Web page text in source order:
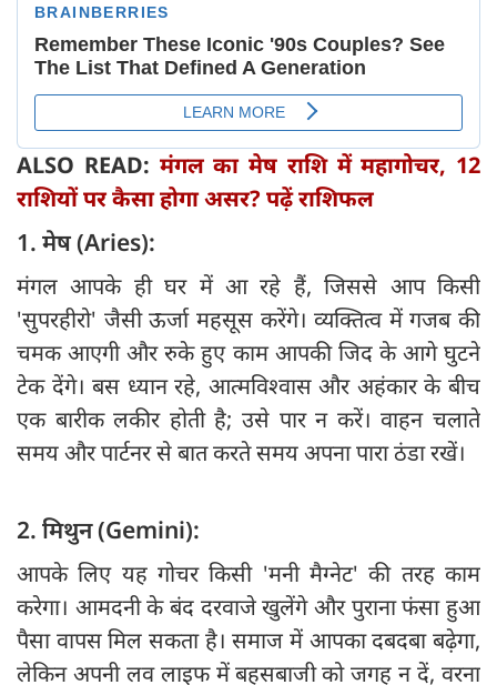
ALSO READ: मंगल का मेष राशि में महागोचर, 12
राशियों पर कैसा होगा असर? पढ़ें राशिफल
1. मेष (Aries):
मंगल आपके ही घर में आ रहे हैं, जिससे आप किसी
'सुपरहीरो' जैसी ऊर्जा महसूस करेंगे। व्यक्तित्व में गजब की
चमक आएगी और रुके हुए काम आपकी जिद के आगे घुटने
टेक देंगे। बस ध्यान रहे, आत्मविश्वास और अहंकार के बीच
एक बारीक लकीर होती है; उसे पार न करें। वाहन चलाते
समय और पार्टनर से बात करते समय अपना पारा ठंडा रखें।
2. मिथुन (Gemini):
आपके लिए यह गोचर किसी 'मनी मैग्नेट' की तरह काम
करेगा। आमदनी के बंद दरवाजे खुलेंगे और पुराना फंसा हुआ
पैसा वापस मिल सकता है। समाज में आपका दबदबा बढ़ेगा,
लेकिन अपनी लव लाइफ में बहसबाजी को जगह न दें, वरना